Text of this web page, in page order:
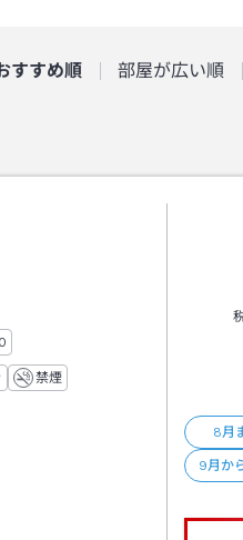
すすめ順 部屋が広い順
アウト
禁煙
8月
9月か